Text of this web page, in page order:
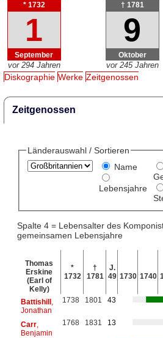
* 1732
1
September
vor 294 Jahren
† 1781
9
Oktober
vor 245 Jahren
Diskographie Werke Zeitgenossen
Zeitgenossen
Länderauswahl / Sortieren
Name
Lebensjahre
Spalte 4 = Lebensalter des
gemeinsamen Lebensjahre
Thomas
Erskine
(Earl of
Kelly)
*
1732
†
1781
J.
49 1730 1740
Battishill,
Jonathan
1738 1801 43
Carr,
Benjamin
1768 1831 13